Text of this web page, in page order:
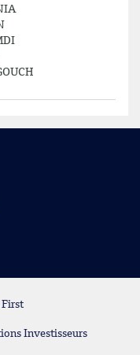
First
Investisseurs